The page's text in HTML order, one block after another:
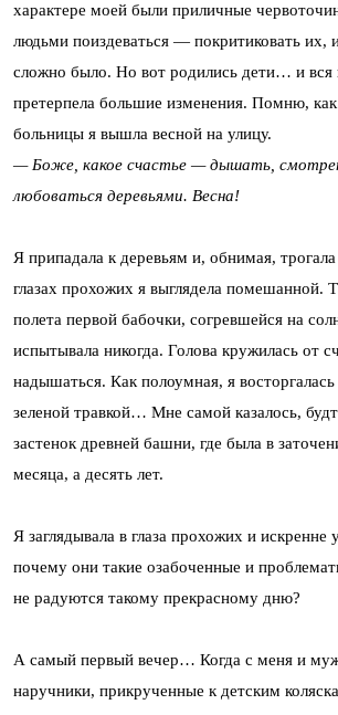
характере моей были приличные
людьми поиздеваться — покритиковать их,
сложно было. Но вот родились дети… и вся
претерпела большие изменения. Помню,
больницы я вышла весной на улицу.
— Боже, какое счастье — дышать,
любоваться деревьями. Весна!
Я припадала к деревьям и, обнимая,
глазах прохожих я выглядела помешанной.
полета первой бабочки, согревшейся на
испытывала никогда. Голова кружилась от
надышаться. Как полоумная, я
зеленой травкой… Мне самой казалось,
застенок древней башни, где была в
месяца, а десять лет.
Я заглядывала в глаза прохожих и искренне
почему они такие озабоченные и
не радуются такому прекрасному дню?
А самый первый вечер… Когда с меня и
наручники, прикрученные к детским